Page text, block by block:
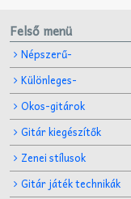
Felső menü
Népszerű-
Különleges-
Okos-gitárok
Gitár kiegészítők
Zenei stílusok
Gitár játék technikák